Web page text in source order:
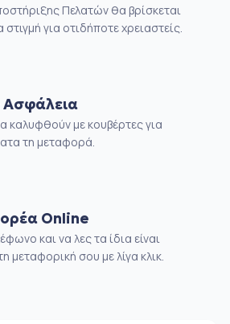
Πελατών θα βρίσκεται
για οτιδήποτε χρειαστείς.
Ασφάλεια
καλυφθούν με κουβέρτες για
τη μεταφορά.
Online
και να λες τα ίδια είναι
μεταφορική σου με λίγα κλικ.